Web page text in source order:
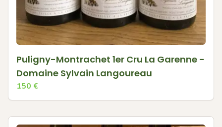
Puligny-Montrachet 1er Cru La Garenne -
Domaine Sylvain Langoureau
150 €